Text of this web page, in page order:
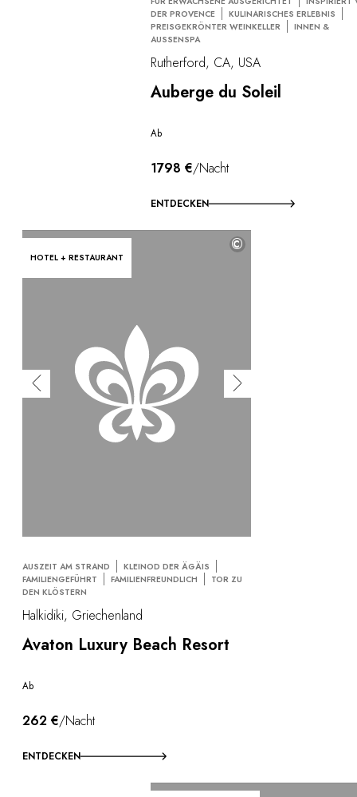
DER PROVENCE
KULINARISCHES ERLEBNIS
PREISGEKRÖNTER WEINKELLER
INNEN &
AUSSENSPA
Rutherford, CA, USA
Auberge du Soleil
Ab
1798 €/Nacht
ENTDECKEN
HOTEL + RESTAURANT
©
AUSZEIT AM STRAND
KLEINOD DER ÄGÄIS
FAMILIENGEFÜHRT
FAMILIENFREUNDLICH
TOR ZU
DEN KLÖSTERN
Halkidiki, Griechenland
Avaton Luxury Beach Resort
Ab
262 €/Nacht
ENTDECKEN